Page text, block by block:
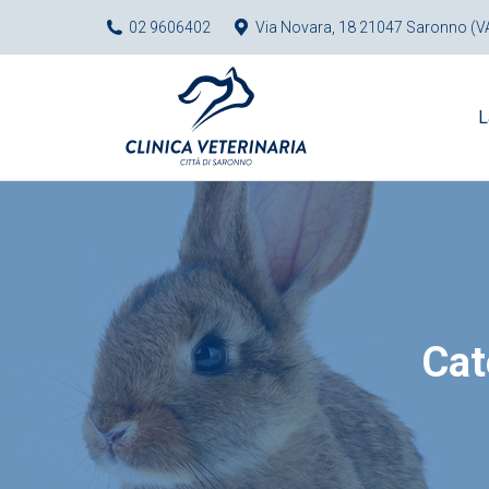
02 9606402 Via Novara, 18 21047 Saronno